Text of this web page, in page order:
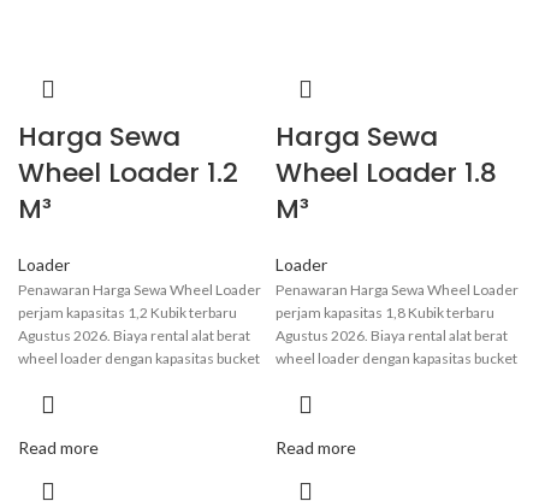
Harga Sewa
Wheel Loader 1.2
M³
Loader
Penawaran Harga Sewa Wheel Loader
perjam kapasitas 1,2 Kubik terbaru
Agustus 2026. Biaya rental alat berat
wheel loader dengan kapasitas bucket
175.00 hingga Rp 500.000 perjam.
kami.
Read more
Harga Sewa
Wheel Loader 1.8
M³
Loader
Penawaran Harga Sewa Wheel Loader
perjam kapasitas 1,8 Kubik terbaru
Agustus 2026. Biaya rental alat berat
wheel loader dengan kapasitas bucket
175.00 hingga Rp 500.000 perjam.
kami.
Read more